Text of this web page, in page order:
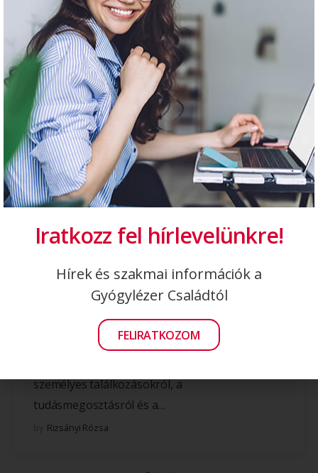
Kapcsolódó Bejegyzések
Mozgalmas évet zártunk: konferenciák és
workshopok 2025-ben!
személyes találkozásokról, a
tudásmegosztásról és a…
Rizsányi Rózsa
Iratkozz fel hírlevelünkre!
Hírek és szakmai információk a
Gyógylézer Családtól
FELIRATKOZOM